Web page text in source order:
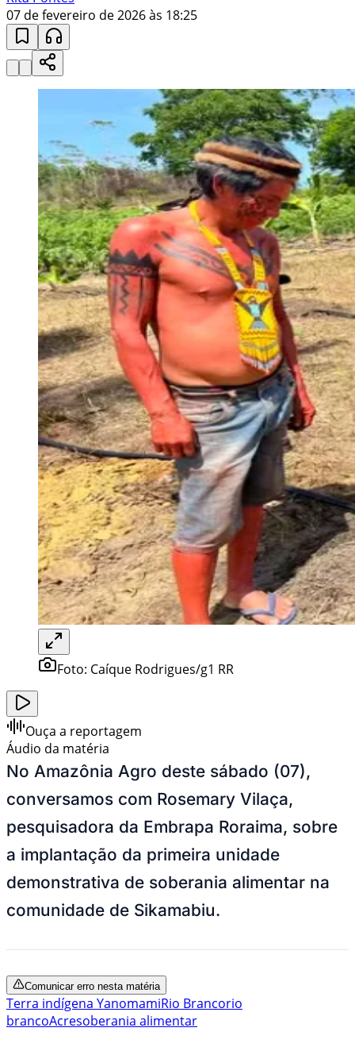
07 de fevereiro de 2026 às 18:25
Foto: Caíque Rodrigues/g1 RR
Ouça a reportagem
Áudio da matéria
No Amazônia Agro deste sábado (07),
conversamos com Rosemary Vilaça,
pesquisadora da Embrapa Roraima, sobre
a implantação da primeira unidade
demonstrativa de soberania alimentar na
comunidade de Sikamabiu.
Comunicar erro nesta matéria
Terra indígena YanomamiRio Brancorio
brancoAcresoberania alimentar